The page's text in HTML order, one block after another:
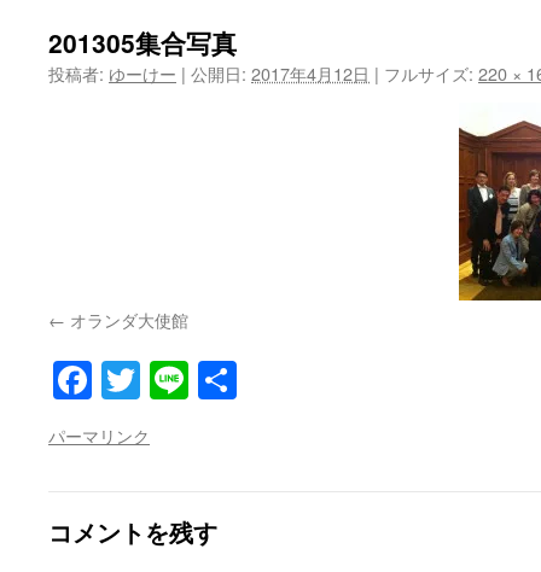
ツ
へ
201305集合写真
投稿者: ゆーけー | 公開日: 2017年4月12日 | フルサイズ: 220 ×
オランダ大使館
Facebook
Twitter
Line
パーマリンク
コメントを残す